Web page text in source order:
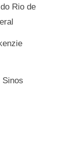
Rio de
Sinos